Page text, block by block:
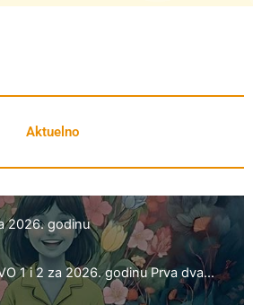
Aktuelno
2026. godinu
1 i 2 za 2026. godinu Prva dva...